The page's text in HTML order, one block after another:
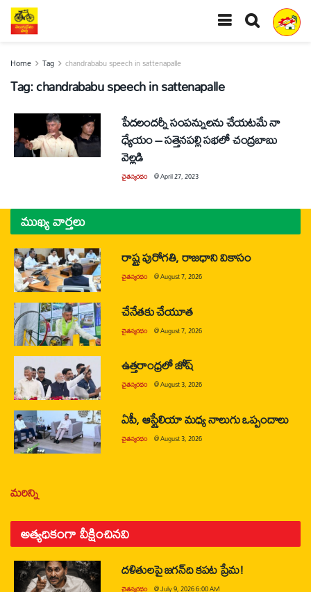
Home Tag chandrababu speech in sattenapalle
Tag:chandrababu speech in sattenapalle
పేదలందర్నీ సంపన్నులను చేయటమే నా
ధ్యేయం – సత్తెనపల్లి సభలో చంద్రబాబు
వెల్లడి
చైతన్యరధం @April 27, 2023
ముఖ్య వార్తలు
రాష్ట్ర పురోగతి, రాజధాని వికాసం
చైతన్యరధం @August 7, 2026
చేనేతకు చేయూత
చైతన్యరధం @August 7, 2026
ఉత్తరాంధ్రలో జోష్
చైతన్యరధం @August 3, 2026
ఏపీ, ఆస్ట్రేలియా మధ్య నాలుగు ఒప్పందాలు
చైతన్యరధం @August 3, 2026
మరిన్ని
అత్యధికంగా వీక్షించినవి
దళితులపై జగన్‌ది కపట ప్రేమ!
చైతన్యరధం @July 9, 2026 6:00 AM